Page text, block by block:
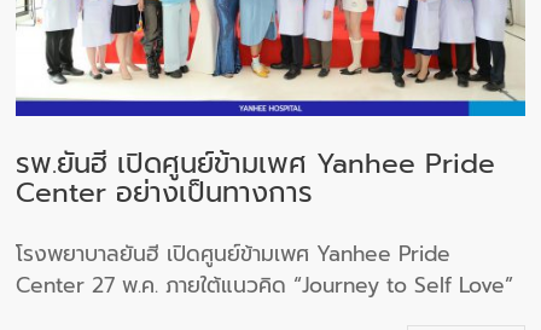
รพ.ยันฮี เปิดศูนย์ข้ามเพศ Yanhee Pride
Center อย่างเป็นทางการ
โรงพยาบาลยันฮี เปิดศูนย์ข้ามเพศ Yanhee Pride
Center 27 พ.ค. ภายใต้แนวคิด “Journey to Self Love”